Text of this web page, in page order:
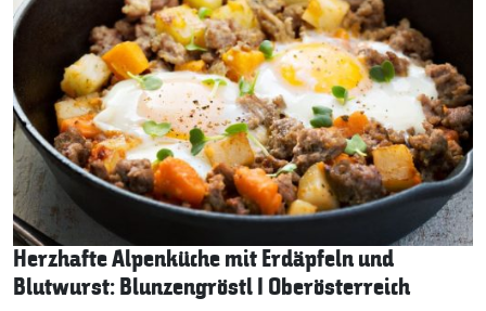
Herzhafte Alpenküche mit Erdäpfeln und
Blutwurst: Blunzengröstl I Oberösterreich